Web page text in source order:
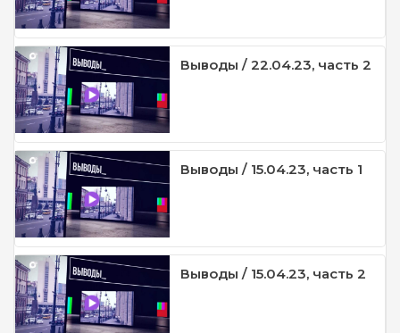
Выводы / 22.04.23, часть 2
Выводы / 15.04.23, часть 1
Выводы / 15.04.23, часть 2